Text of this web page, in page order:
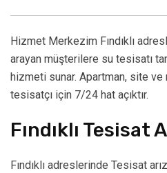
Hizmet Merkezim Fındıklı
arayan müşterilere su tesisatı
hizmeti sunar. Apartman, site
tesisatçı için 7/24 hat açıktır.
Fındıklı Tesisat
Fındıklı adreslerinde Tesisat